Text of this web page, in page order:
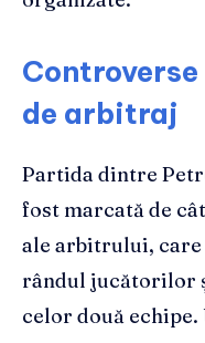
de arbitraj
Partida dintre
fost marcată de
ale arbitrului,
rândul jucătorilor
celor două